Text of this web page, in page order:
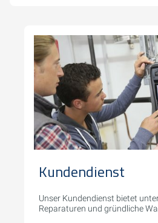
Kundendienst
Unser Kundendienst bietet
Reparaturen und gründliche